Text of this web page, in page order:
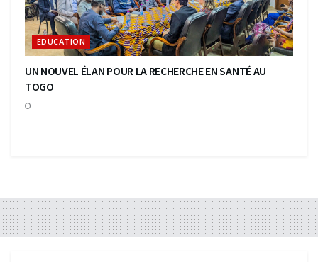
EDUCATION
UN NOUVEL ÉLAN POUR LA RECHERCHE EN SANTÉ AU
TOGO